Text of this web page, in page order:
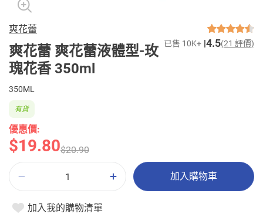
爽花蕾
爽花蕾 爽花蕾液體型-玫
瑰花香 350ml
已售 10K+ 4.5(21 評價)
350ML
優惠價:
$19.80$20.90
有貨
加入購物車
加入我的購物清單